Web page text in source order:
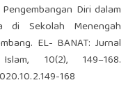
Diri dalam
di Sekolah Menengah
EL- BANAT: Jurnal
10(2), 149–168.
168